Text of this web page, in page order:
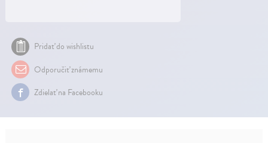
Pridať do wishlistu
Odporučiť známemu
Zdielať na Facebooku